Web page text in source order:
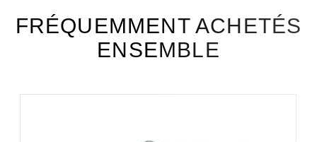
FRÉQUEMMENT ACHETÉS
ENSEMBLE